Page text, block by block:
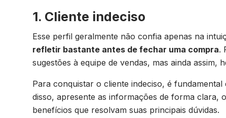
1. Cliente indeciso
Esse perfil geralmente não confia apenas na
refletir bastante antes de fechar uma compra.
sugestões à equipe de vendas, mas ainda assim,
Para conquistar o cliente indeciso, é
disso, apresente as informações de forma clara,
benefícios que resolvam suas principais dúvidas.